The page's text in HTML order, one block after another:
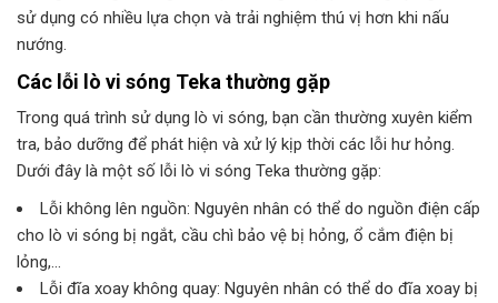
sử dụng có nhiều lựa chọn và trải nghiệm thú vị hơn khi nấu
nướng.
Các lỗi lò vi sóng Teka thường gặp
Trong quá trình sử dụng lò vi sóng, bạn cần thường xuyên kiểm
tra, bảo dưỡng để phát hiện và xử lý kịp thời các lỗi hư hỏng.
Dưới đây là một số lỗi lò vi sóng Teka thường gặp:
Lỗi không lên nguồn: Nguyên nhân có thể do nguồn điện cấp
cho lò vi sóng bị ngắt, cầu chì bảo vệ bị hỏng, ổ cắm điện bị
lỏng,…
Lỗi đĩa xoay không quay: Nguyên nhân có thể do đĩa xoay bị